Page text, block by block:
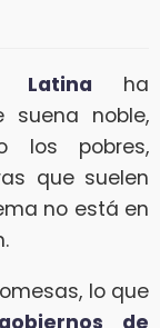
Latina ha
suena noble,
los pobres,
que suelen
no está en
lo que
gobiernos de